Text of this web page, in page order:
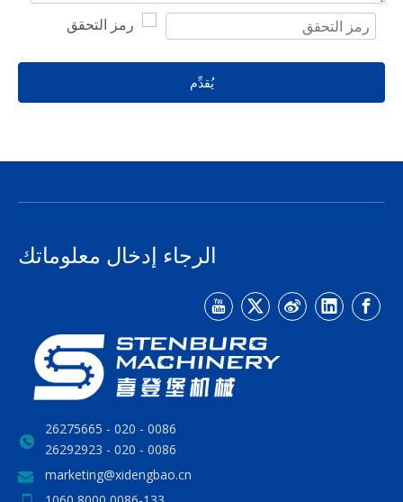
يُقدِّم
الرجاء إدخال معلوماتك
0086 - 020 - 26275665
0086 - 020 - 26292923
marketing@xidengbao.cn